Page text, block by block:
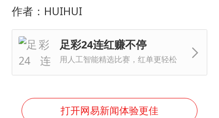
作者：HUIHUI
足彩24连红赚不停
用人工智能精选比赛，红单更轻松
打开网易新闻体验更佳